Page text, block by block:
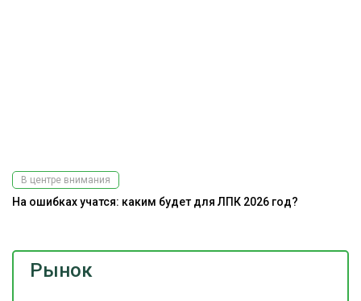
Рынок
В центре внимания
На ошибках учатся: каким будет для ЛПК 2026 год?